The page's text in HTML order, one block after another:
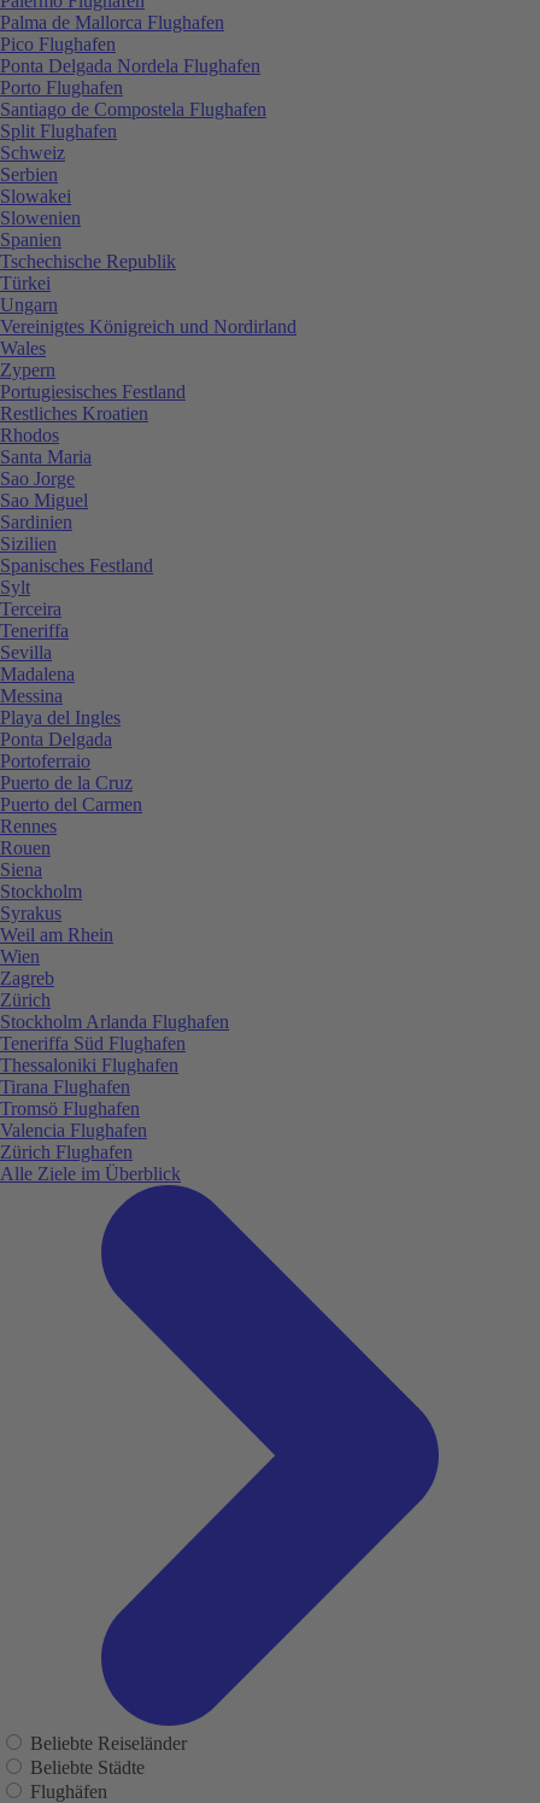
Palma de Mallorca Flughafen
Pico Flughafen
Ponta Delgada Nordela Flughafen
Porto Flughafen
Santiago de Compostela Flughafen
Split Flughafen
Schweiz
Serbien
Slowakei
Slowenien
Spanien
Tschechische Republik
Türkei
Ungarn
Vereinigtes Königreich und Nordirland
Wales
Zypern
Portugiesisches Festland
Restliches Kroatien
Rhodos
Santa Maria
Sao Jorge
Sao Miguel
Sardinien
Sizilien
Spanisches Festland
Sylt
Terceira
Teneriffa
Sevilla
Madalena
Messina
Playa del Ingles
Ponta Delgada
Portoferraio
Puerto de la Cruz
Puerto del Carmen
Rennes
Rouen
Siena
Stockholm
Syrakus
Weil am Rhein
Wien
Zagreb
Zürich
Stockholm Arlanda Flughafen
Teneriffa Süd Flughafen
Thessaloniki Flughafen
Tirana Flughafen
Tromsö Flughafen
Valencia Flughafen
Zürich Flughafen
Alle Ziele im Überblick
Beliebte Reiseländer
Beliebte Städte
Flughäfen